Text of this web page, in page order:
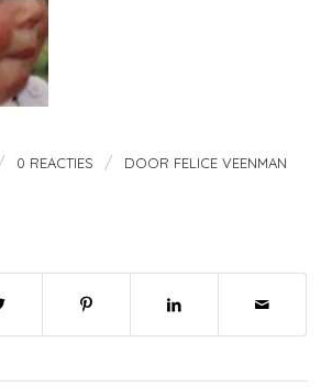
0 REACTIES / DOOR FELICE VEENMAN